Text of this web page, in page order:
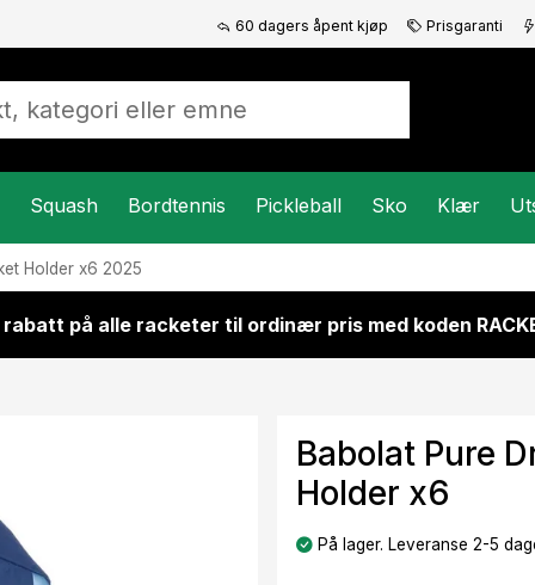
60 dagers åpent kjøp Prisgaranti
Squash Bordtennis Pickleball Sko Klær
Holder x6 2025
rabatt på alle racketer til ordinær pris med koden
Babolat Pure
Holder x6
På lager. Leveranse 2-5